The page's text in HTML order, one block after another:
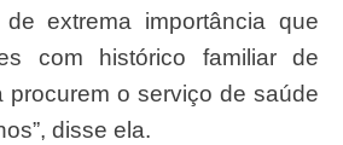
extrema importância que
com histórico familiar de
procurem o serviço de saúde
disse ela.